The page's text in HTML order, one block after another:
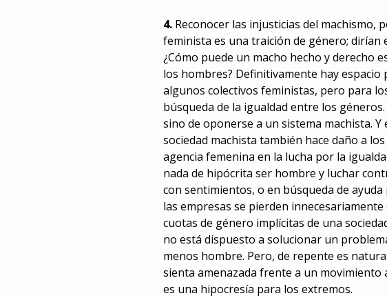
4. Reconocer las injusticias del machismo,
feminista es una traición de género; dirían
¿Cómo puede un macho hecho y derecho
los hombres? Definitivamente hay espacio
algunos colectivos feministas, pero para
búsqueda de la igualdad entre los
sino de oponerse a un sistema machista.
sociedad machista también hace daño a
agencia femenina en la lucha por la
nada de hipócrita ser hombre y luchar
con sentimientos, o en búsqueda de
las empresas se pierden
cuotas de género implícitas de una
no está dispuesto a solucionar un
menos hombre. Pero, de repente es
sienta amenazada frente a un movimiento
es una hipocresía para los extremos.